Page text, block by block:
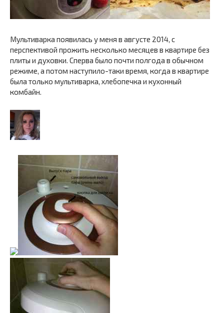
Мультиварка появилась у меня в августе 2014, с
перспективой прожить несколько месяцев в квартире без
плиты и духовки. Сперва было почти полгода в обычном
режиме, а потом наступило-таки время, когда в квартире
была только мультиварка, хлебопечка и кухонный
комбайн.